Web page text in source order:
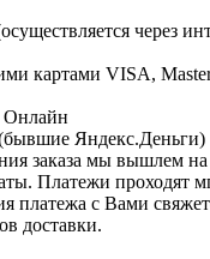
через
картами VISA,
Онлайн
Яндекс.Деньги)
заказа мы вышлем
Платежи проходят
платежа с Вами
доставки.